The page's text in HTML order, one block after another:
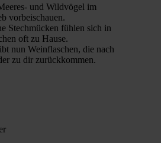
und Wildvögel im
vorbeischauen.
Stechmücken fühlen sich in
oft zu Hause.
nun Weinflaschen, die nach
zu dir zurückkommen.